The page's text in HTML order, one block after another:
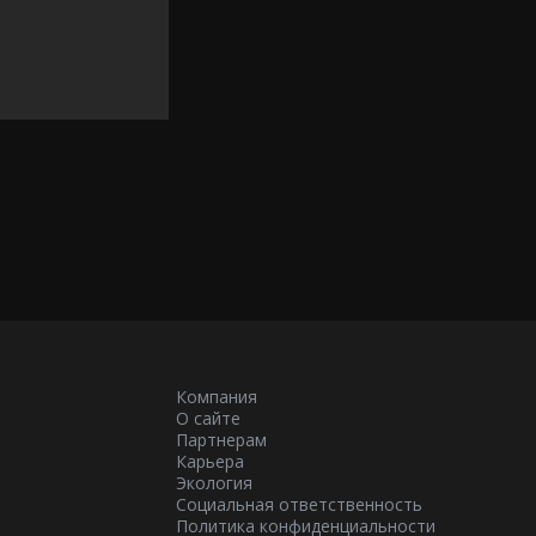
Компания
О сайте
Партнерам
Карьера
Экология
Социальная ответственность
Политика конфиденциальности